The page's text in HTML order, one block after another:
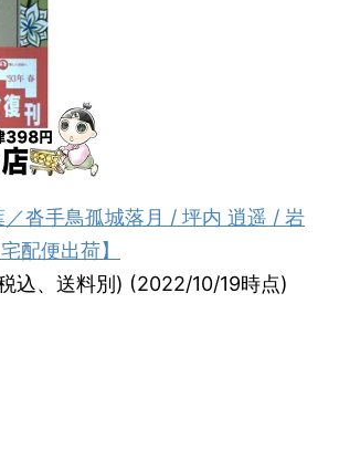
／沓手鳥孤城落月 / 坪内 逍遥 / 岩
配便出荷】
込、送料別) (2022/10/19時点)